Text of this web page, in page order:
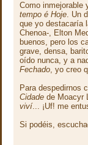
Como inmejorable
tempo é Hoje. Un
que yo destacaría
Chenoa-, Elton
buenos, pero los
grave, densa,
oído nunca, y a
Fechado, yo creo
Para despedirnos
Cidade de Moacyr
viví... ¡Uf! me
Si podéis,